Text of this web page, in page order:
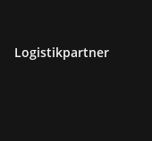
Logistikpartner